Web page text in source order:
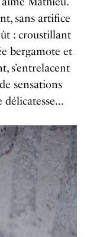
sans artifice
: croustillant
bergamote et
s’entrelacent
sensations
délicatesse…